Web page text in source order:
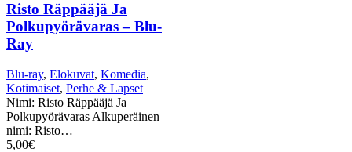
Risto Räppääjä Ja
Polkupyörävaras – Blu-
Ray
Blu-ray, Elokuvat, Komedia,
Kotimaiset, Perhe & Lapset
Nimi: Risto Räppääjä Ja
Polkupyörävaras Alkuperäinen
nimi: Risto…
5,00€